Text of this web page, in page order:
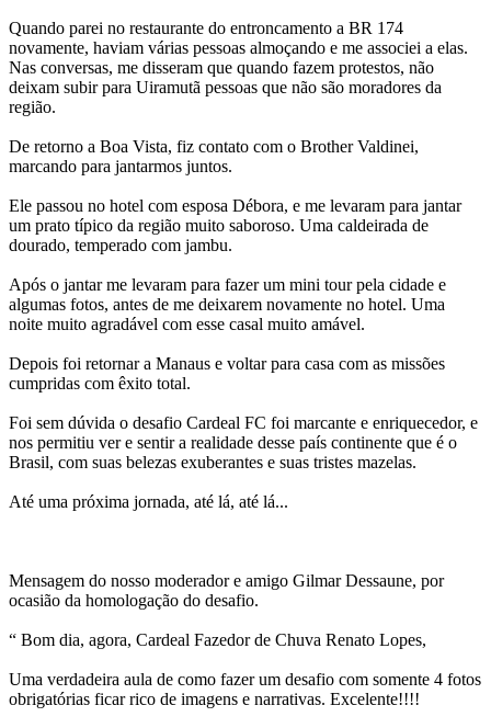
Quando parei no restaurante do entroncamento a BR 174
novamente, haviam várias pessoas almoçando e me associei a elas.
Nas conversas, me disseram que quando fazem protestos, não
deixam subir para Uiramutã pessoas que não são moradores da
região.
De retorno a Boa Vista, fiz contato com o Brother Valdinei,
marcando para jantarmos juntos.
Ele passou no hotel com esposa Débora, e me levaram para jantar
um prato típico da região muito saboroso. Uma caldeirada de
dourado, temperado com jambu.
Após o jantar me levaram para fazer um mini tour pela cidade e
algumas fotos, antes de me deixarem novamente no hotel. Uma
noite muito agradável com esse casal muito amável.
Depois foi retornar a Manaus e voltar para casa com as missões
cumpridas com êxito total.
Foi sem dúvida o desafio Cardeal FC foi marcante e enriquecedor, e
nos permitiu ver e sentir a realidade desse país continente que é o
Brasil, com suas belezas exuberantes e suas tristes mazelas.
Até uma próxima jornada, até lá, até lá...
Mensagem do nosso moderador e amigo Gilmar Dessaune, por
ocasião da homologação do desafio.
“ Bom dia, agora, Cardeal Fazedor de Chuva Renato Lopes,
Uma verdadeira aula de como fazer um desafio com somente 4 fotos
obrigatórias ficar rico de imagens e narrativas. Excelente!!!!